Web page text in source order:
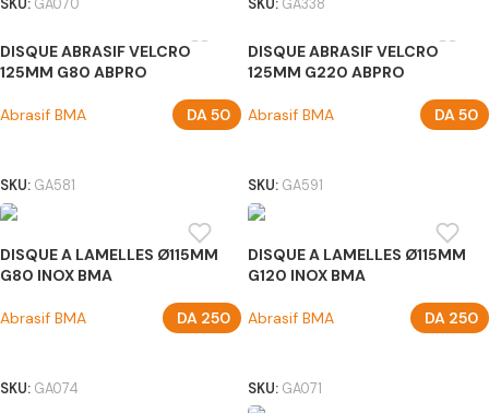
SKU: GA070 SKU: GA338
DISQUE ABRASIF VELCRO
125MM G80 ABPRO
Abrasif BMA DA50
SKU: GA581
DISQUE ABRASIF VELCRO
125MM G220 ABPRO
Abrasif BMA DA50
SKU: GA591
DISQUE A LAMELLES Ø115MM
G80 INOX BMA
Abrasif BMA DA 250
SKU: GA074
DISQUE A LAMELLES Ø115MM
G120 INOX BMA
Abrasif BMA DA 250
SKU: GA071